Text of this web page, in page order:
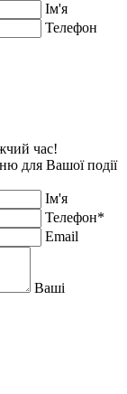
Ім'я
Телефон
час!
для Вашої події
Ім'я
Телефон*
Email
Ваші